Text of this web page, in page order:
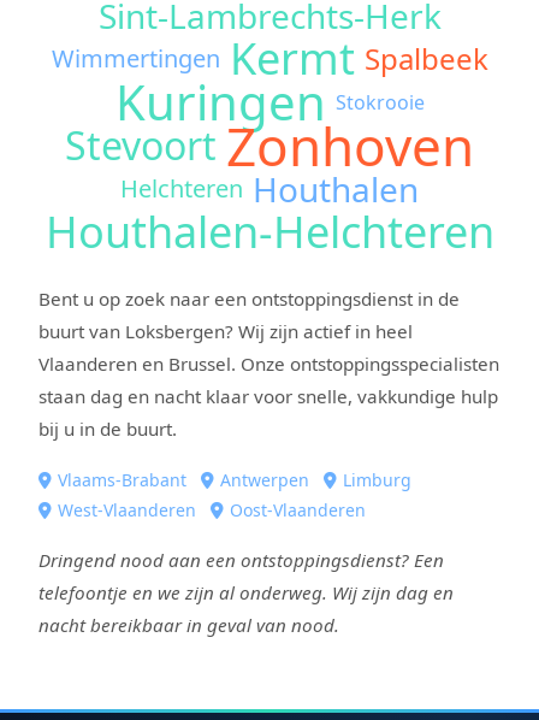
Sint-Lambrechts-Herk
Wimmertingen Kermt Spalbeek
Kuringen Stokrooie
Stevoort Zonhoven
Helchteren Houthalen
Houthalen-Helchteren
Bent u op zoek naar een ontstoppingsdienst in de
buurt van Loksbergen? Wij zijn actief in heel
Vlaanderen en Brussel. Onze ontstoppingsspecialisten
staan dag en nacht klaar voor snelle, vakkundige hulp
bij u in de buurt.
Vlaams-Brabant Antwerpen
Limburg
West-Vlaanderen
Oost-Vlaanderen
Dringend nood aan een ontstoppingsdienst? Een
telefoontje en we zijn al onderweg. Wij zijn dag en
nacht bereikbaar in geval van nood.